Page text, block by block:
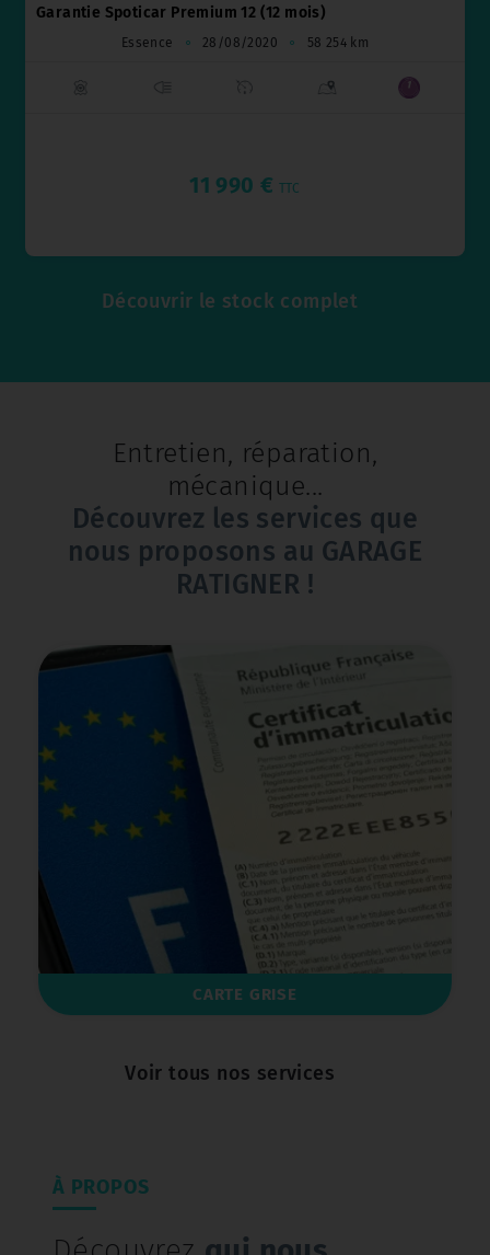
Garantie Spoticar Premium 24 (24 mois)
Hybride Essence ⚬ 29/05/2026
31 990 €
Découvrir le stock complet
Entretien, réparation,
mécanique...
Découvrez les services que
nous proposons au GARAGE
RATIGNER !
CARTE GRISE
Voir tous nos services
À PROPOS